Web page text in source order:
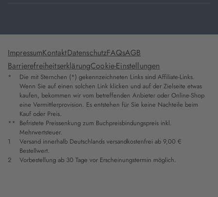
ImpressumKontaktDatenschutzFAQsAGB
BarrierefreiheitserklärungCookie-Einstellungen
*
Die mit Sternchen (*) gekennzeichneten Links sind Affiliate-Links.
Wenn Sie auf einen solchen Link klicken und auf der Zielseite etwas
kaufen, bekommen wir vom betreffenden Anbieter oder Online-Shop
eine Vermittlerprovision. Es entstehen für Sie keine Nachteile beim
Kauf oder Preis.
** Befristete Preissenkung zum Buchpreisbindungspreis inkl.
Mehrwertsteuer.
1
Versand innerhalb Deutschlands versandkostenfrei ab 9,00 €
Bestellwert.
2
Vorbestellung ab 30 Tage vor Erscheinungstermin möglich.